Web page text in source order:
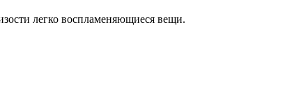
легко воспламеняющиеся вещи.